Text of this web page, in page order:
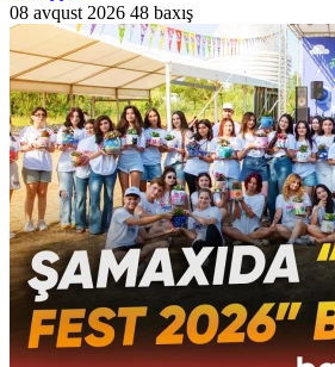
08 avqust 2026 48 baxış